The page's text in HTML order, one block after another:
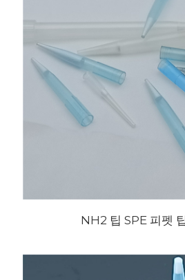
NH2 팁 SPE 피펫